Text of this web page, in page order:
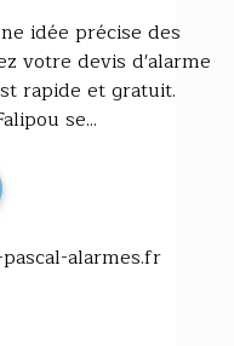
idée précise des
votre devis d'alarme
rapide et gratuit.
se...
alarmes.fr